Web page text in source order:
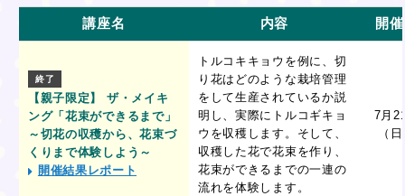
講座名 内容 開
終了
【親子限定】 ザ・メイキ
ング「花束ができるまで」
～切花の収穫から、花束づ
くりまで体験しよう～
開催結果レポート
トルコキキョウを例に、切
り花はどのような栽培管理
をして生産されているか説
明し、実際にトルコギキョ
ウを収穫します。そして、
収穫した花で花束を作り、
花束ができるまでの一連の
流れを体験します。
7月
（